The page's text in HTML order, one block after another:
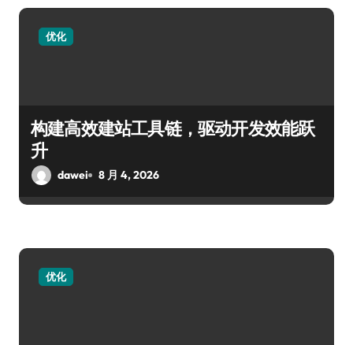
优化
构建高效建站工具链，驱动开发效能跃
升
dawei 8 月 4, 2026
优化